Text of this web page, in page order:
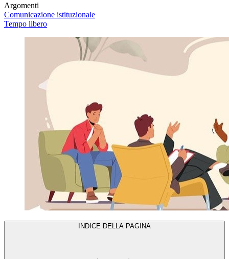
Argomenti
Comunicazione istituzionale
Tempo libero
INDICE DELLA PAGINA